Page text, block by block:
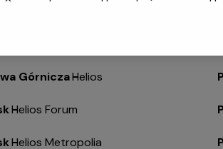
Górnicza-
Helios
-
Helios Forum
-
Helios Metropolia
reklamy i treści, pomiar